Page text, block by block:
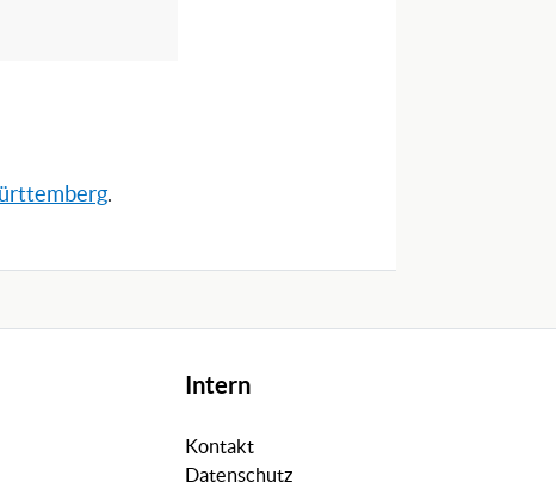
.
Intern
Kontakt
Datenschutz